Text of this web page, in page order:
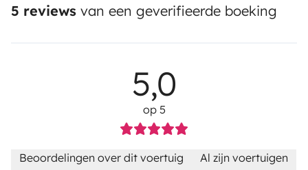
5 reviews van een geverifieerde boeking
5,0
op 5
Beoordelingen over dit voertuig Al zijn voertuigen